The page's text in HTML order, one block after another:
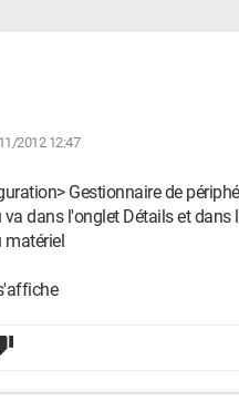
2012 12:47
Gestionnaire de
va dans l'onglet Détails et
matériel